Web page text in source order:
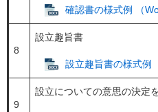
確認書の様式例 （
8
設立趣旨書
設立趣旨書の様式例
9
設立についての意思の決定